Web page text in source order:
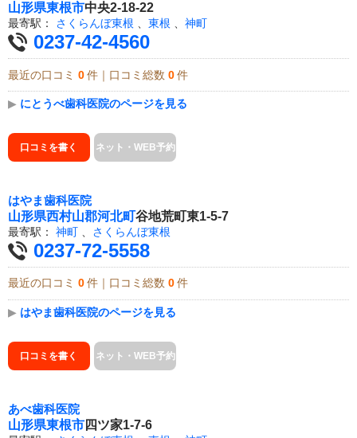
山形県東根市中央2-18-22
最寄駅： さくらんぼ東根 、 東根 、 神町
0237-42-4560
最近の口コミ 0 件｜口コミ総数 0 件
▶ にとうべ歯科医院のページを見る
口コミを書く ネット・WEB予約
はやま歯科医院
山形県西村山郡河北町谷地荒町東1-5-7
最寄駅： 神町 さくらんぼ東根
0237-72-5558
最近の口コミ 0 件｜口コミ総数 0 件
▶ はやま歯科医院のページを見る
口コミを書く ネット・WEB予約
あべ歯科医院
山形県東根市四ツ家1-7-6